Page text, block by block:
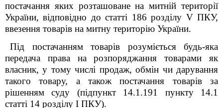
постачання яких розташоване на митній території
України, відповідно до статті 186 розділу V ПКУ,
ввезення товарів на митну територію України.
Під постачанням товарів розуміється будь-яка
передача права на розпоряджання товарами як
власник, у тому числі продаж, обмін чи дарування
такого товару, а також постачання товарів за
рішенням суду (підпункт 14.1.191 пункту 14.1
статті 14 розділу I ПКУ).